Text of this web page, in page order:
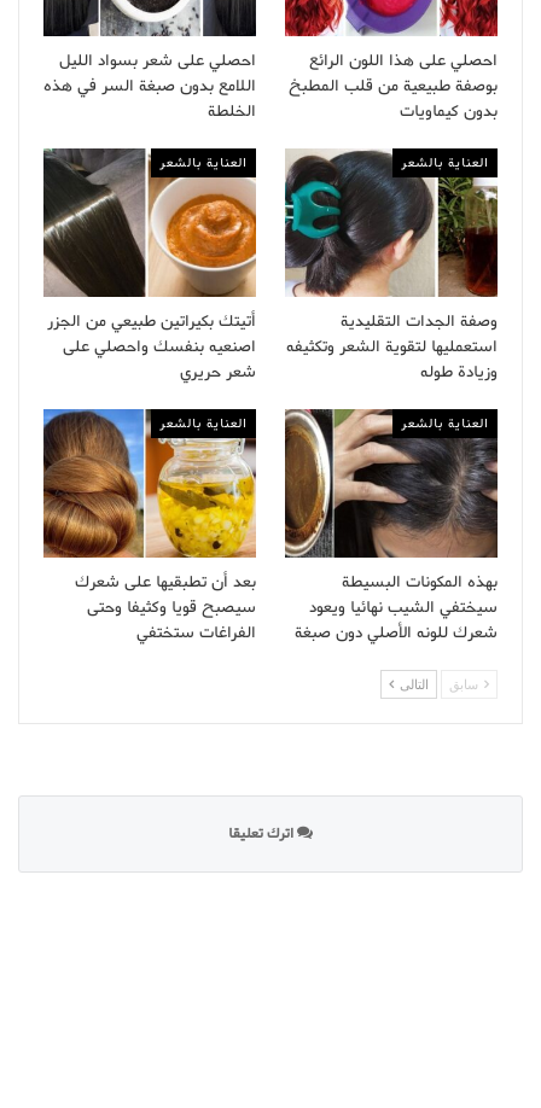
احصلي على هذا اللون الرائع
بوصفة طبيعية من قلب المطبخ
بدون كيماويات
احصلي على شعر بسواد الليل
اللامع بدون صبغة السر في هذه
الخلطة
العناية بالشعر
وصفة الجدات التقليدية
استعمليها لتقوية الشعر وتكثيفه
وزيادة طوله
العناية بالشعر
أتيتك بكيراتين طبيعي من الجزر
اصنعيه بنفسك واحصلي على
شعر حريري
العناية بالشعر
بهذه المكونات البسيطة
سيختفي الشيب نهائيا ويعود
شعرك للونه الأصلي دون صبغة
العناية بالشعر
بعد أن تطبقيها على شعرك
سيصبح قويا وكثيفا وحتى
الفراغات ستختفي
سابق التالى
اترك تعليقا